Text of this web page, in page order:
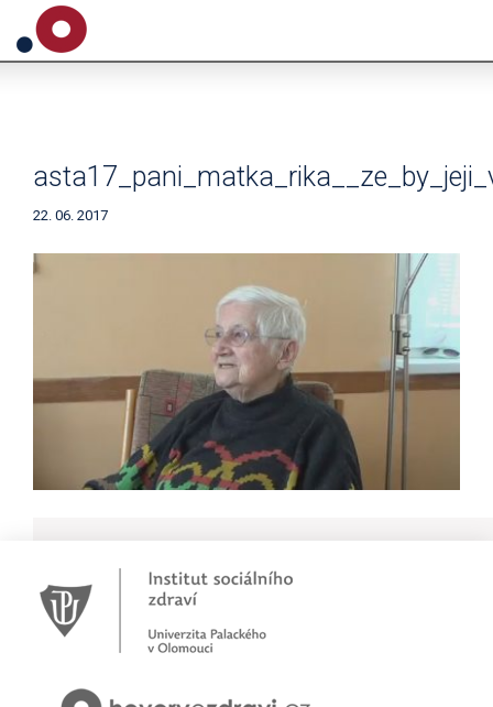
22. 06. 2017
Novinky
Přihlašte se na první online workshop na téma stárnoucí
Začínáme nové téma! Sluchová vada u dětí